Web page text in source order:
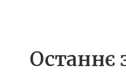
Останнє